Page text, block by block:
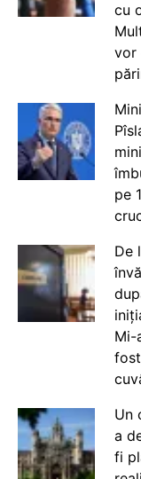
cu
vor
pe
De
Mi-
Un
a
fi